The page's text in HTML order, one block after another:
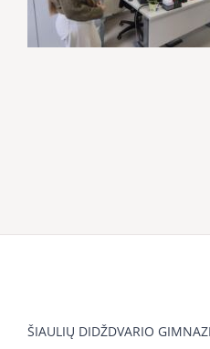
ŠIAULIŲ DIDŽDVARIO